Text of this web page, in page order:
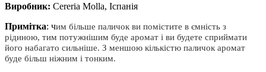
Виробник: Cereria Molla, Іспанія
Примітка: чим більше паличок ви помістите в ємність з
рідиною, тим потужнішим буде аромат і ви будете сприймати
його набагато сильніше. З меншою кількістю паличок аромат
буде більш ніжним і тонким.